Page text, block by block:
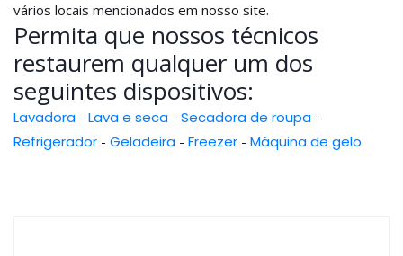
vários locais mencionados em nosso site.
Permita que nossos técnicos
restaurem qualquer um dos
seguintes dispositivos:
Lavadora - Lava e seca - Secadora de roupa -
Refrigerador - Geladeira - Freezer - Máquina de gelo